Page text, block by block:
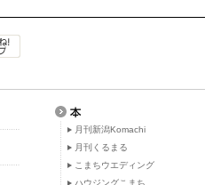
月刊新潟Komachi
月刊くるまる
こまちウエディング
ハウジングこまち